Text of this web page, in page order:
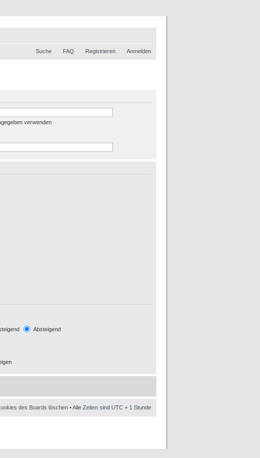
Suche FAQ Registrieren Anmelden
verwenden
Absteigend
des Boards löschen • Alle Zeiten sind UTC + 1 Stunde